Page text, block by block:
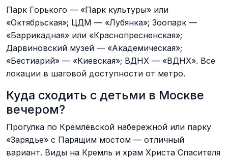
Парк Горького — «Парк культуры» или
«Октябрьская»; ЦДМ — «Лубянка»; Зоопарк —
«Баррикадная» или «Краснопресненская»;
Дарвиновский музей — «Академическая»;
«Бестиарий» — «Киевская»; ВДНХ — «ВДНХ». Все
локации в шаговой доступности от метро.
Куда сходить с детьми в Москве
вечером?
Прогулка по Кремлёвской набережной или парку
«Зарядье» с Парящим мостом — отличный
вариант. Виды на Кремль и храм Христа Спасителя